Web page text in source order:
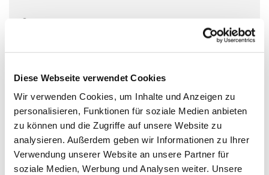
Diese Webseite verwendet Cookies
Wir verwenden Cookies, um Inhalte und Anzeigen zu
personalisieren, Funktionen für soziale Medien anbieten
zu können und die Zugriffe auf unsere Website zu
analysieren. Außerdem geben wir Informationen zu Ihrer
Verwendung unserer Website an unsere Partner für
soziale Medien, Werbung und Analysen weiter. Unsere